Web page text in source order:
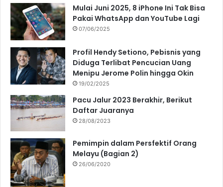
Mulai Juni 2025, 8 iPhone Ini Tak Bisa
Pakai WhatsApp dan YouTube Lagi
07/06/2025
Profil Hendy Setiono, Pebisnis yang
Diduga Terlibat Pencucian Uang
Menipu Jerome Polin hingga Okin
19/02/2025
Pacu Jalur 2023 Berakhir, Berikut
Daftar Juaranya
28/08/2023
Pemimpin dalam Persfektif Orang
Melayu (Bagian 2)
26/06/2020